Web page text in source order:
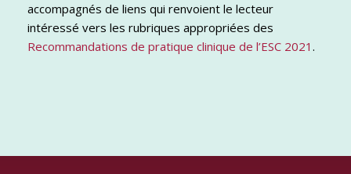
accompagnés de liens qui renvoient le lecteur
intéressé vers les rubriques appropriées des
Recommandations de pratique clinique de l’ESC 2021 .